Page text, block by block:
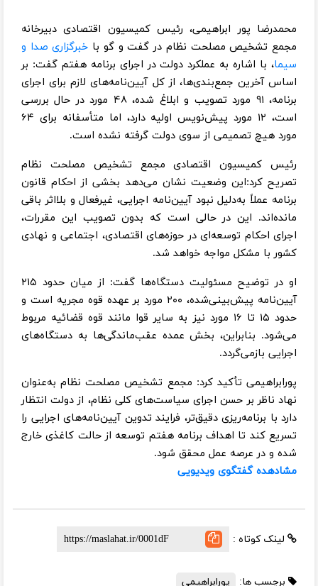
محمدرضا پور ابراهیمی، رئیس کمیسیون اقتصادی دبیرخانه
مجمع تشخیص مصلحت نظام در گفت و گو با خبرگزاری صدا و
سیما، با اشاره به عملکرد دولت در اجرای برنامه هفتم گفت: بر
اساس آخرین جمع‌بندی‌ها، از کل آیین‌نامه‌های لازم برای اجرای
برنامه، ۹۱ مورد تصویب و ابلاغ شده، ۴۸ مورد در حال بررسی
است، ۱۲ مورد پیش‌نویس اولیه دارد، اما متأسفانه برای ۶۴
مورد هیچ تصمیمی از سوی دولت گرفته نشده است.
رئیس کمیسیون اقتصادی مجمع تشخیص مصلحت نظام
تصریح کرد:این وضعیت نشان می‌دهد بخشی از احکام قانون
برنامه عملاً به‌دلیل نبود آیین‌نامه اجرایی، غیرفعال و بلااثر باقی
مانده‌اند. این در حالی است که بدون تصویب این مقررات،
اجرای احکام توسعه‌ای در حوزه‌های اقتصادی، اجتماعی و نهادی
کشور با مشکل مواجه خواهد شد.
او در توضیح مسئولیت دستگاه‌ها گفت: از میان حدود ۲۱۵
آیین‌نامه پیش‌بینی‌شده، ۲۰۰ مورد بر عهده قوه مجریه است و
حدود ۱۵ تا ۱۶ مورد نیز به سایر قوا مانند قوه قضائیه مربوط
می‌شود. بنابراین، بخش عمده عقب‌ماندگی‌ها به دستگاه‌های
اجرایی بازمی‌گردد.
پورابراهیمی تأکید کرد: مجمع تشخیص مصلحت نظام به‌عنوان
نهاد ناظر بر حسن اجرای سیاست‌های کلی نظام، از دولت انتظار
دارد با برنامه‌ریزی دقیق‌تر، فرایند تدوین آیین‌نامه‌های اجرایی را
تسریع کند تا اهداف برنامه هفتم توسعه از حالت کاغذی خارج
شده و در عرصه عمل محقق شود.
مشادهده گفتگوی ویدیویی
لینک کوتاه :
برچسب ها:
پورابراهیمی